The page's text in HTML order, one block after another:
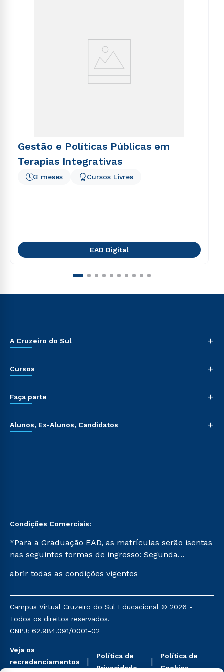
Gestão e Políticas Públicas em
Terapias Integrativas
3 meses Cursos Livres
EAD Digital
A Cruzeiro do Sul +
Cursos +
Faça parte +
Alunos, Ex-Alunos, Candidatos +
Condições Comerciais:
*Para a Graduação EAD, as matrículas serão isentas
nas seguintes formas de ingresso: Segunda
Já para as demais, a taxa de matrícula será de R$
mencionadas são referentes aos cursos: Ensino
Religioso, Geografia para a Docência e Metodologia
do Ensino de História: Questões Atuais.
abrir todas as condições vigentes
Campus Virtual Cruzeiro do Sul Educacional © 2026 -
Todos os direitos reservados.
CNPJ: 62.984.091/0001-02
Veja os
recredenciamentos
Política de
Privacidade
Política de
Cookies